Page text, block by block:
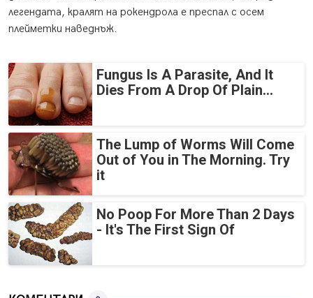
легендата, кралят на рокендрола е преспал с осем
плейметки наведнъж.
Fungus Is A Parasite, And It
Dies From A Drop Of Plain...
The Lump of Worms Will Come
Out of You in The Morning. Try
it
No Poop For More Than 2 Days
- It's The First Sign Of